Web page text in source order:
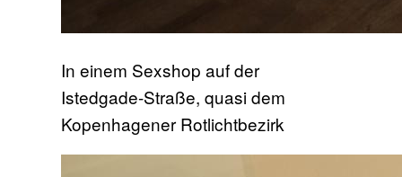
In einem Sexshop auf der
Istedgade-Straße, quasi dem
Kopenhagener Rotlichtbezirk